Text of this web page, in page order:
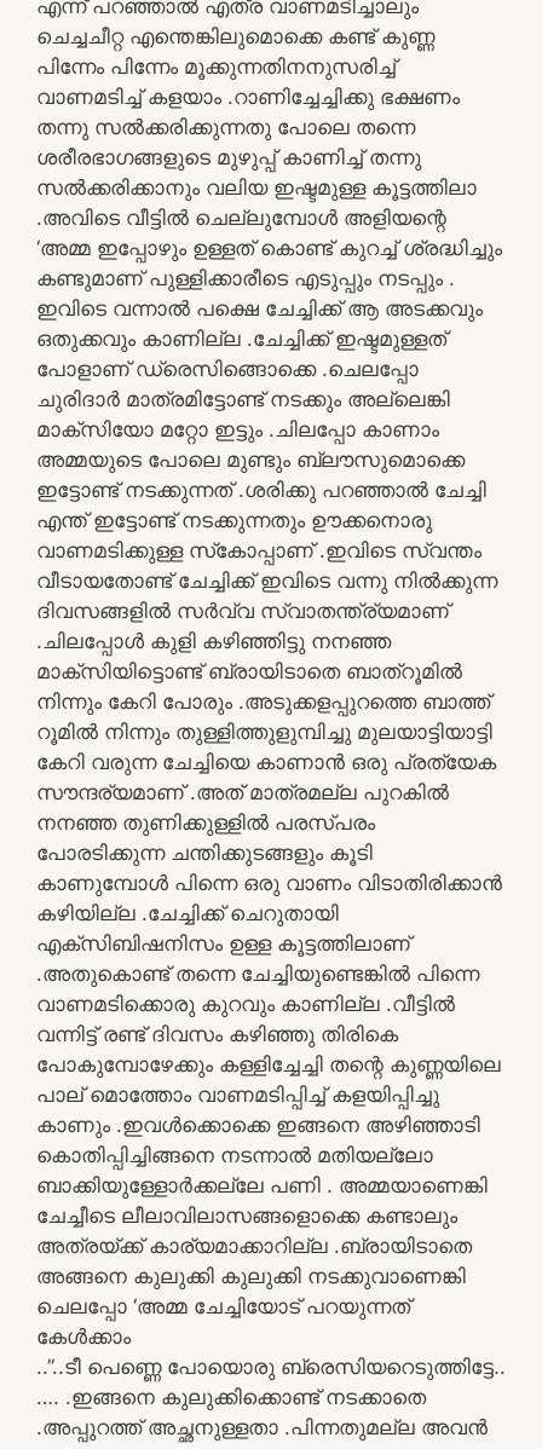
എന്ന് പറഞ്ഞാൽ എത്ര വാണമടിച്ചാലും
ചെച്ചചീറ്റ എന്തെങ്കിലുമൊക്കെ കണ്ട് കുണ്ണ
പിന്നേം പിന്നേം മൂക്കുന്നതിനനുസരിച്ച്
വാണമടിച്ച് കളയാം .റാണിച്ചേച്ചിക്കു ഭക്ഷണം
തന്നു സൽക്കരിക്കുന്നതു പോലെ തന്നെ
ശരീരഭാഗങ്ങളുടെ മുഴുപ്പ് കാണിച്ച് തന്നു
സൽക്കരിക്കാനും വലിയ ഇഷ്ടമുള്ള കൂട്ടത്തിലാ
.അവിടെ വീട്ടിൽ ചെല്ലുമ്പോൾ അളിയന്റെ
‘അമ്മ ഇപ്പോഴും ഉള്ളത് കൊണ്ട് കുറച്ച് ശ്രദ്ധിച്ചും
കണ്ടുമാണ് പുള്ളിക്കാരീടെ എടുപ്പും നടപ്പും .
ഇവിടെ വന്നാൽ പക്ഷെ ചേച്ചിക്ക് ആ അടക്കവും
ഒതുക്കവും കാണില്ല .ചേച്ചിക്ക് ഇഷ്ടമുള്ളത്
പോളാണ് ഡ്രെസിങ്ങൊക്കെ .ചെലപ്പോ
ചുരിദാർ മാത്രമിട്ടോണ്ട് നടക്കും അല്ലെങ്കി
മാക്സിയോ മറ്റോ ഇട്ടും .ചിലപ്പോ കാണാം
അമ്മയുടെ പോലെ മുണ്ടും ബ്ലൗസുമൊക്കെ
ഇട്ടോണ്ട് നടക്കുന്നത് .ശരിക്കു പറഞ്ഞാൽ ചേച്ചി
എന്ത് ഇട്ടോണ്ട് നടക്കുന്നതും ഊക്കനൊരു
വാണമടിക്കുള്ള സ്‌കോപ്പാണ് .ഇവിടെ സ്വന്തം
വീടായതോണ്ട് ചേച്ചിക്ക് ഇവിടെ വന്നു നിൽക്കുന്ന
ദിവസങ്ങളിൽ സർവ്വ സ്വാതന്ത്ര്യമാണ്
.ചിലപ്പോൾ കുളി കഴിഞ്ഞിട്ടു നനഞ്ഞ
മാക്സിയിട്ടൊണ്ട് ബ്രായിടാതെ ബാത്റൂമിൽ
നിന്നും കേറി പോരും .അടുക്കളപ്പുറത്തെ ബാത്ത്
റൂമിൽ നിന്നും തുള്ളിത്തുളുമ്പിച്ചു മുലയാട്ടിയാട്ടി
കേറി വരുന്ന ചേച്ചിയെ കാണാൻ ഒരു പ്രത്യേക
സൗന്ദര്യമാണ് .അത് മാത്രമല്ല പുറകിൽ
നനഞ്ഞ തുണിക്കുള്ളിൽ പരസ്പരം
പോരടിക്കുന്ന ചന്തിക്കുടങ്ങളും കൂടി
കാണുമ്പോൾ പിന്നെ ഒരു വാണം വിടാതിരിക്കാൻ
കഴിയില്ല .ചേച്ചിക്ക് ചെറുതായി
എക്സിബിഷനിസം ഉള്ള കൂട്ടത്തിലാണ്
.അതുകൊണ്ട് തന്നെ ചേച്ചിയുണ്ടെങ്കിൽ പിന്നെ
വാണമടിക്കൊരു കുറവും കാണില്ല .വീട്ടിൽ
വന്നിട്ട് രണ്ട് ദിവസം കഴിഞ്ഞു തിരികെ
പോകുമ്പോഴേക്കും കള്ളിച്ചേച്ചി തന്റെ കുണ്ണയിലെ
പാല് മൊത്തോം വാണമടിപ്പിച്ച് കളയിപ്പിച്ചു
കാണും .ഇവൾക്കൊക്കെ ഇങ്ങനെ അഴിഞ്ഞാടി
കൊതിപ്പിച്ചിങ്ങനെ നടന്നാൽ മതിയല്ലോ
ബാക്കിയുള്ളോർക്കല്ലേ പണി . അമ്മയാണെങ്കി
ചേച്ചീടെ ലീലാവിലാസങ്ങളൊക്കെ കണ്ടാലും
അത്രയ്ക്ക് കാര്യമാക്കാറില്ല .ബ്രായിടാതെ
അങ്ങനെ കുലുക്കി കുലുക്കി നടക്കുവാണെങ്കി
ചെലപ്പോ ‘അമ്മ ചേച്ചിയോട് പറയുന്നത്
കേൾക്കാം
..”..ടീ പെണ്ണെ പോയൊരു ബ്രെസിയറെടുത്തിട്ടേ..
…. .ഇങ്ങനെ കുലുക്കിക്കൊണ്ട് നടക്കാതെ
.അപ്പുറത്ത് അച്ഛനുള്ളതാ .പിന്നതുമല്ല അവൻ